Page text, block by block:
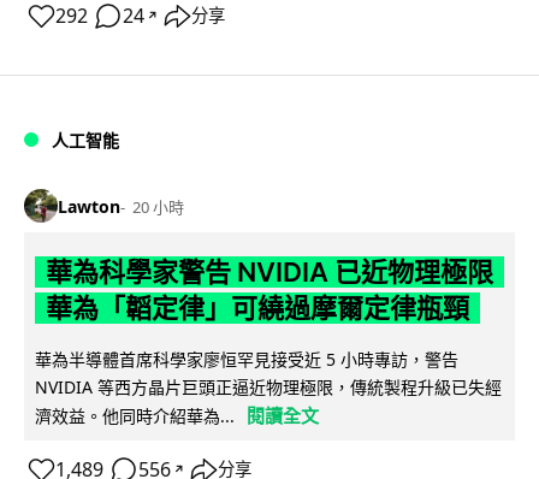
292 24 ↗ 分享
人工智能
Lawton 20 小時
華為科學家警告 NVIDIA 已近物理極限
華為「韜定律」可繞過摩爾定律瓶頸
華為半導體首席科學家廖恒罕見接受近 5 小時專訪，警告
NVIDIA 等西方晶片巨頭正逼近物理極限，傳統製程升級已失經
濟效益。他同時介紹華為...
閱讀全文
1,489 556 ↗ 分享